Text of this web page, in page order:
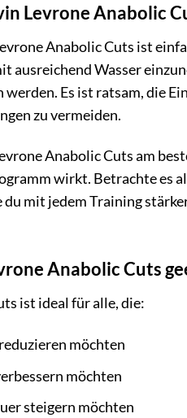
Levrone Anabolic
Anabolic Cuts ist
ausreichend Wasser
Es ist ratsam, die
zu vermeiden.
Anabolic Cuts am
wirkt. Betrachte es
du mit jedem Training
Anabolic Cuts
ist ideal für alle, die:
möchten
möchten
steigern möchten